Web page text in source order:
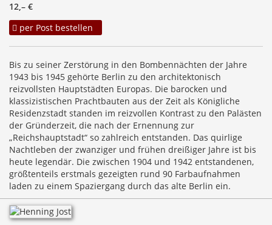
12,– €
per Post bestellen
Bis zu seiner Zerstörung in den Bombennächten der Jahre
1943 bis 1945 gehörte Berlin zu den architektonisch
reizvollsten Hauptstädten Europas. Die barocken und
klassizistischen Prachtbauten aus der Zeit als Königliche
Residenzstadt standen im reizvollen Kontrast zu den Palästen
der Gründerzeit, die nach der Ernennung zur
„Reichshauptstadt“ so zahlreich entstanden. Das quirlige
Nachtleben der zwanziger und frühen dreißiger Jahre ist bis
heute legendär. Die zwischen 1904 und 1942 entstandenen,
größtenteils erstmals gezeigten rund 90 Farbaufnahmen
laden zu einem Spaziergang durch das alte Berlin ein.